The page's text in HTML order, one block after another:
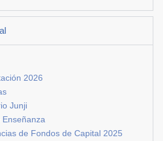
2026
Junji
de Fondos de Capital 2025